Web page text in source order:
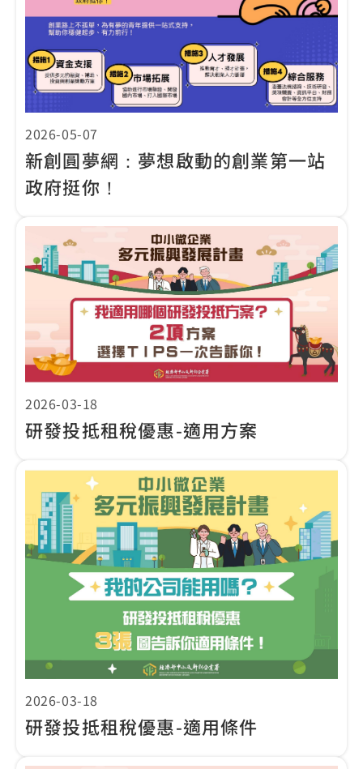
2026-05-07
新創圓夢網：夢想啟動的創業第一站
政府挺你！
2026-03-18
研發投抵租稅優惠-適用方案
2026-03-18
研發投抵租稅優惠-適用條件